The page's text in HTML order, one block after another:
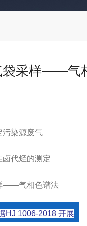
袋采样——气
污染源废气
卤代烃的测定
——气相色谱法
HJ 1006-2018 开展